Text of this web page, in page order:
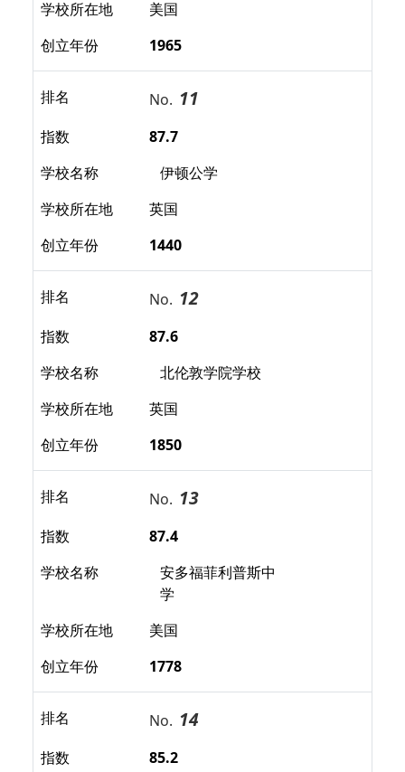
学校所在地
美国
创立年份
1965
排名 No. 11
指数
87.7
学校名称
伊顿公学
学校所在地
英国
创立年份
1440
排名 No. 12
指数
87.6
学校名称
北伦敦学院学校
学校所在地
英国
创立年份
1850
排名 No. 13
指数
87.4
学校名称
安多福菲利普斯中
学
学校所在地
美国
创立年份
1778
排名 No. 14
指数
85.2